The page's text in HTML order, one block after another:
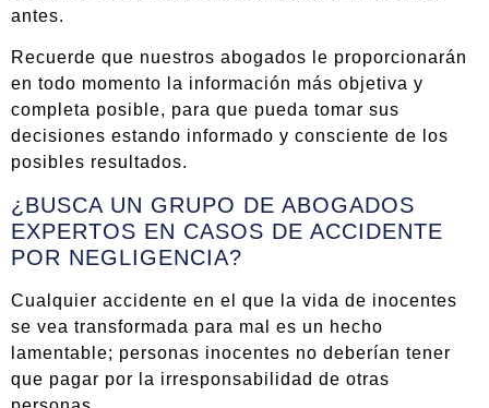
antes.
Recuerde que nuestros abogados le proporcionarán
en todo momento la información más objetiva y
completa posible, para que pueda tomar sus
decisiones estando informado y consciente de los
posibles resultados.
¿BUSCA UN GRUPO DE ABOGADOS
EXPERTOS EN CASOS DE ACCIDENTE
POR NEGLIGENCIA?
Cualquier accidente en el que la vida de inocentes
se vea transformada para mal es un hecho
lamentable; personas inocentes no deberían tener
que pagar por la irresponsabilidad de otras